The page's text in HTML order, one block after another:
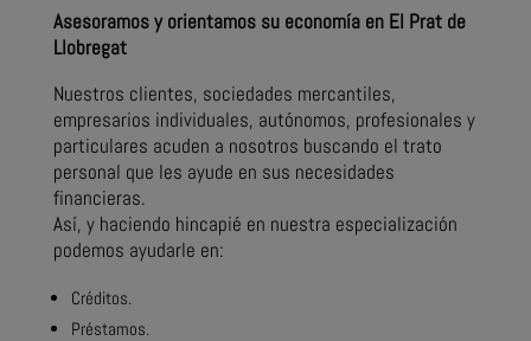
Asesoramos y orientamos su economía en El Prat de
Llobregat
Nuestros clientes, sociedades mercantiles,
empresarios individuales, autónomos, profesionales y
particulares acuden a nosotros buscando el trato
personal que les ayude en sus necesidades
financieras.
Así, y haciendo hincapié en nuestra especialización
podemos ayudarle en:
Créditos.
Préstamos.